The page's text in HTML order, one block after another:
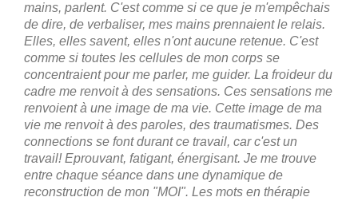
mains, parlent. C'est comme si ce que je m'empêchais
de dire, de verbaliser, mes mains prennaient le relais.
Elles, elles savent, elles n'ont aucune retenue. C'est
comme si toutes les cellules de mon corps se
concentraient pour me parler, me guider. La froideur du
cadre me renvoit à des sensations. Ces sensations me
renvoient à une image de ma vie. Cette image de ma
vie me renvoit à des paroles, des traumatismes. Des
connections se font durant ce travail, car c'est un
travail! Eprouvant, fatigant, énergisant. Je me trouve
entre chaque séance dans une dynamique de
reconstruction de mon "MOI". Les mots en thérapie